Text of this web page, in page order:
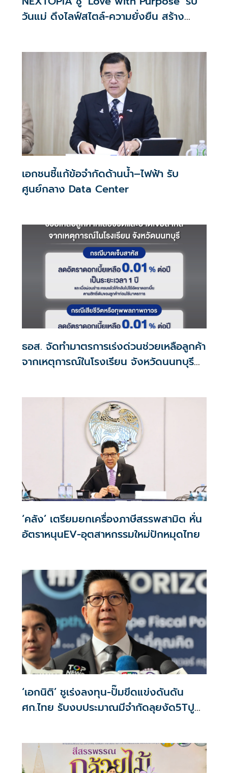
วันแม่ ดึงไลฟ์สไตล์-ความยั่งยืน สร้าง
เอกชนชี้แก้ข้อจำกัดด้านน้ำ–ไฟฟ้า รับ
ศูนย์กลาง Data Center
ธอส. จัดทำมาตรการเร่งด่วนช่วยเหลือลูกค้า
จากเหตุการณ์ในโรงเรียน จังหวัดนนทบุรี
‘คลัง’ เตรียมยกเครื่องภาษีสรรพสามิต หั่น
อัตราหนุนEV-อุตสาหกรรมใหม่ปักหมุดไทย
‘เอกนิติ’ ชูเร่งลงทุน-ปั๊มขีดแข่งดันดัน
ศก.ไทย รับงบประมาณมีจำกัดลุยงัด5Tปู